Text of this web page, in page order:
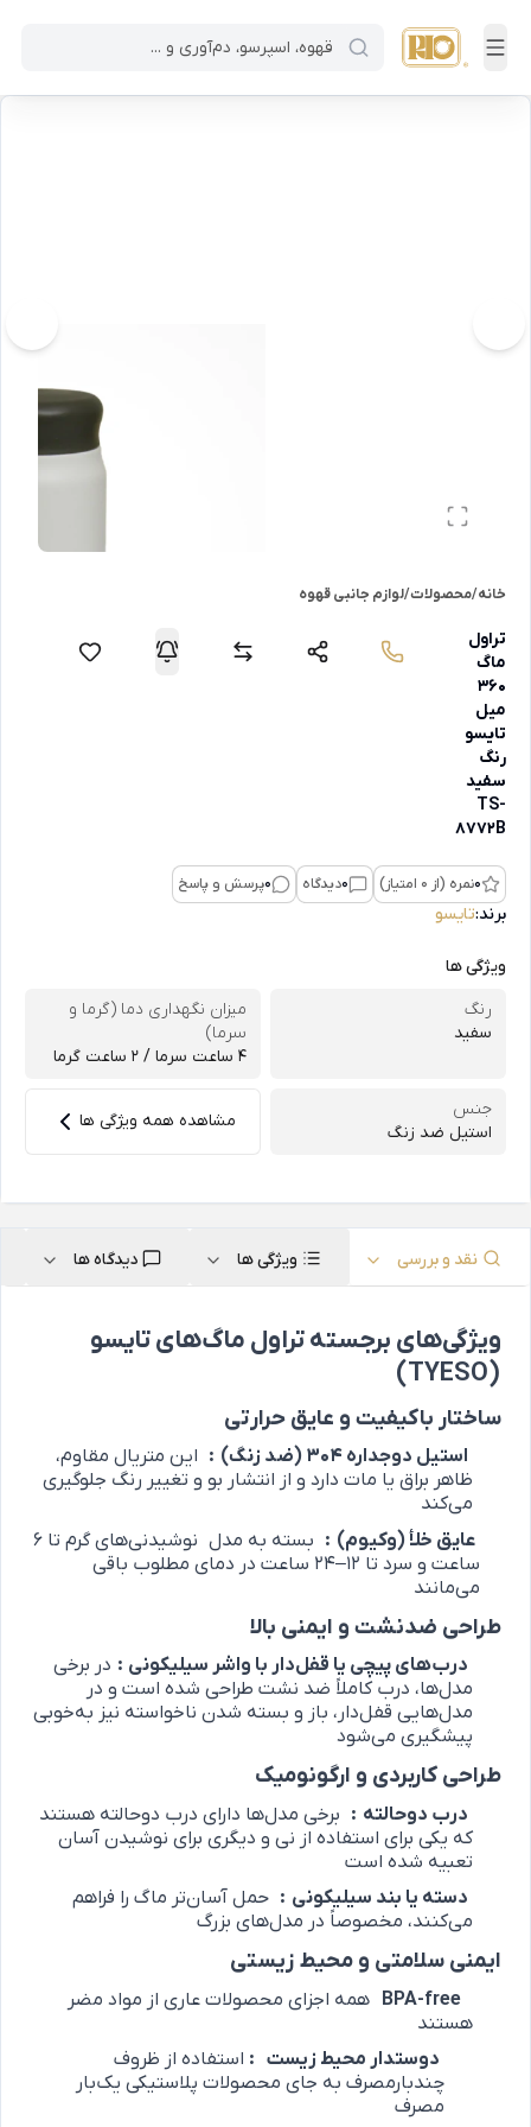
خانه/محصولات/لوازم جانبی قهوه
تراول
ماگ
360
میل
تایسو
رنگ
سفید
TS-
8772B
0نمره (از 0 امتیاز) 0دیدگاه 0پرسش و پاسخ
برند:تایسو
ویژگی ها
رنگ
سفید
میزان نگهداری دما (گرما و
سرما)
4 ساعت سرما / 2 ساعت گرما
جنس
استیل ضد زنگ
مشاهده همه ویژگی ها
نقد و بررسی ویژگی ها دیدگاه ها
ویژگی‌های برجسته تراول ماگ‌های تایسو
(TYESO)
ساختار باکیفیت و عایق حرارتی
استیل دوجداره 304 (ضد زنگ) : این متریال مقاوم،
ظاهر براق یا مات دارد و از انتشار بو و تغییر رنگ جلوگیری
می‌کند
عایق خلأ (وکیوم) : بسته به مدل
نوشیدنی‌های گرم تا 6
ساعت و سرد تا 12–24 ساعت در دمای مطلوب باقی
می‌مانند
طراحی ضدنشت و ایمنی بالا
درب‌های پیچی یا قفل‌دار با واشر سیلیکونی : در برخی
مدل‌ها، درب کاملاً ضد نشت طراحی شده است و در
مدل‌هایی قفل‌دار، باز و بسته شدن ناخواسته نیز به‌خوبی
پیشگیری می‌شود
طراحی کاربردی و ارگونومیک
درب دوحالته : برخی مدل‌ها دارای درب دوحالته هستند
که یکی برای استفاده از نی و دیگری برای نوشیدن آسان
تعبیه شده است
دسته یا بند سیلیکونی : حمل آسان‌تر ماگ را فراهم
می‌کنند، مخصوصاً در مدل‌های بزرگ
ایمنی سلامتی و محیط ‌زیستی
BPA-free همه اجزای محصولات عاری از مواد مضر
هستند
دوستدار محیط ‌زیست : استفاده از ظروف
چندبارمصرف به جای محصولات پلاستیکی یک‌بار
مصرف